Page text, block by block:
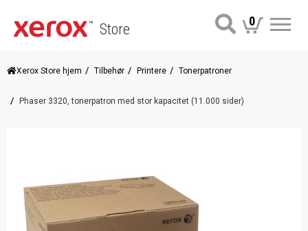
Store 0
Xerox Store hjem Tilbehør Printere Tonerpatroner
Phaser 3320, tonerpatron med stor kapacitet (11.000 sider)